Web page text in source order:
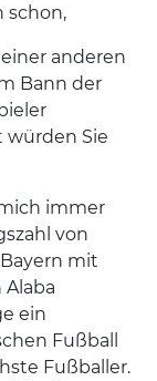
schon,
anderen
Bann der
würden Sie
immer
von
mit
ein
Fußball
Fußballer.